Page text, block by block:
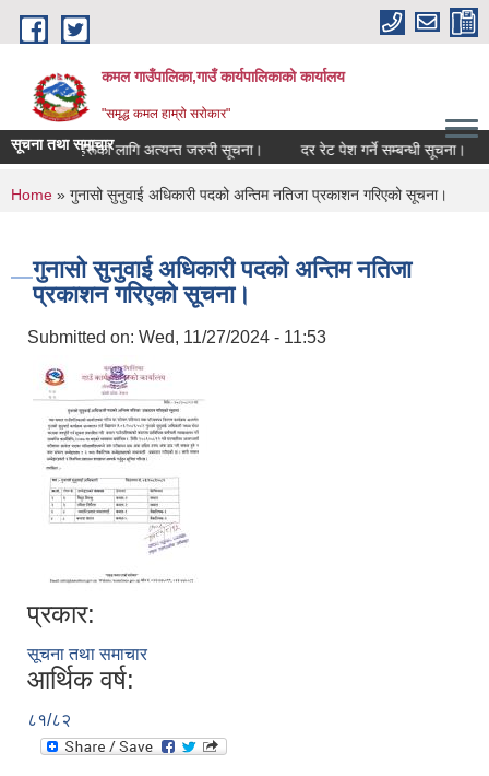
Skip to main content
कमल गाउँपालिका,गाउँ कार्यपालिकाको कार्यालय
"समृद्ध कमल हाम्रो सरोकार"
सूचना तथा समाचार
सम्बन्धी कृषकहरूका लागि अत्यन्त जरुरी सूचना। दर रेट पेश गर्ने सम्बन्धी सूचना।
You are here
Home » गुनासो सुनुवाई अधिकारी पदको अन्तिम नतिजा प्रकाशन गरिएको सूचना।
गुनासो सुनुवाई अधिकारी पदको अन्तिम नतिजा
प्रकाशन गरिएको सूचना।
Submitted on: Wed, 11/27/2024 - 11:53
प्रकार:
सूचना तथा समाचार
आर्थिक वर्ष:
८१/८२